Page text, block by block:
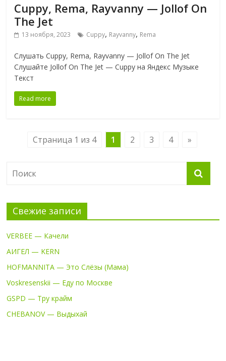
Cuppy, Rema, Rayvanny — Jollof On
The Jet
13 ноября, 2023 Cuppy, Rayvanny, Rema
Слушать Cuppy, Rema, Rayvanny — Jollof On The Jet
Слушайте Jollof On The Jet — Cuppy на Яндекс Музыке
Текст
Read more
Страница 1 из 4 1 2 3 4 »
Свежие записи
VERBEE — Качели
АИГЕЛ — KERN
HOFMANNITA — Это Слёзы (Мама)
Voskresenskii — Еду по Москве
GSPD — Тру крайм
CHEBANOV — Выдыхай